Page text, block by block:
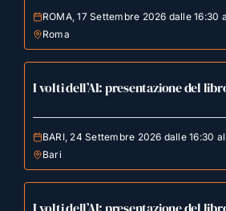
ROMA, 17 Settembre 2026 dalle 16:30
Roma
I volti dell’AI: presentazione del
BARI, 24 Settembre 2026 dalle 16:30
Bari